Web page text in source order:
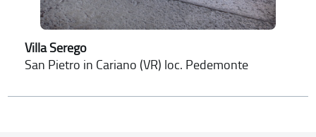
Villa Serego
San Pietro in Cariano (VR) loc. Pedemonte